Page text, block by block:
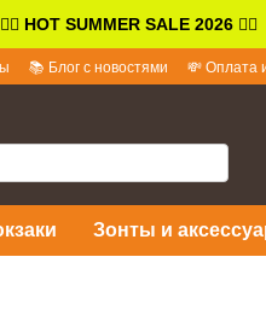
👉🏻 HOT SUMMER SALE 2026👈🏻
📚 Блог с новостями
💸 Оплата
Зонты и